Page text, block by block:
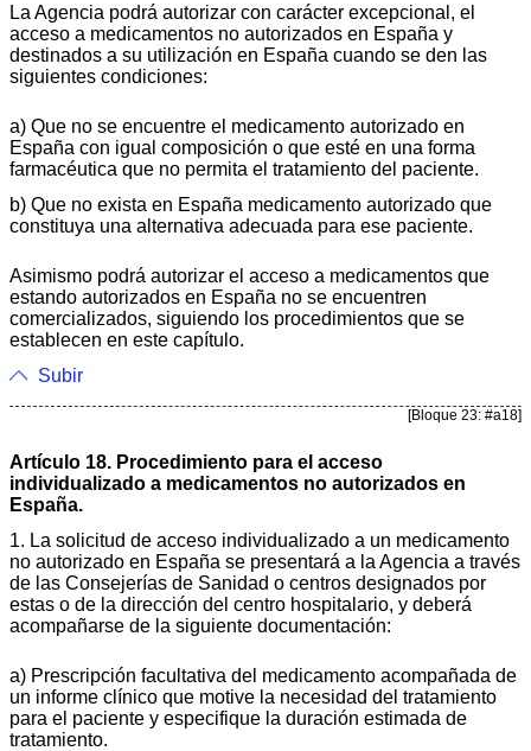
La Agencia podrá autorizar con carácter excepcional, el
acceso a medicamentos no autorizados en España y
destinados a su utilización en España cuando se den las
siguientes condiciones:
a) Que no se encuentre el medicamento autorizado en
España con igual composición o que esté en una forma
farmacéutica que no permita el tratamiento del paciente.
b) Que no exista en España medicamento autorizado que
constituya una alternativa adecuada para ese paciente.
Asimismo podrá autorizar el acceso a medicamentos que
estando autorizados en España no se encuentren
comercializados, siguiendo los procedimientos que se
establecen en este capítulo.
Subir
[Bloque 23: #a18]
Artículo 18. Procedimiento para el acceso
individualizado a medicamentos no autorizados en
España.
1. La solicitud de acceso individualizado a un medicamento
no autorizado en España se presentará a la Agencia a través
de las Consejerías de Sanidad o centros designados por
estas o de la dirección del centro hospitalario, y deberá
acompañarse de la siguiente documentación:
a) Prescripción facultativa del medicamento acompañada de
un informe clínico que motive la necesidad del tratamiento
para el paciente y especifique la duración estimada de
tratamiento.